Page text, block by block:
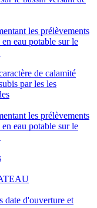
les prélèvements
eau potable sur le
de calamité
par les les
les prélèvements
eau potable sur le
date d'ouverture et